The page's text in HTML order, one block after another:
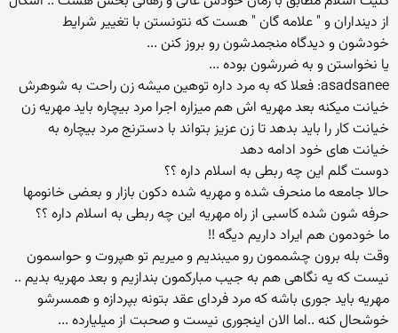
از دینداران و " علامه گان " هست که نتونستن با تغییر شرایط
خودشون و دیدگاه منجمدشون رو بروز کنن ...
یا نخواستن و به ضررشون بوده ...
asadsanee: فعلا که به مرد داره توهین میشه زن راحت به شوهرش
خیانت میکنه بعد مهریه اش هم میزاره اجرا مرد بیچاره باید مهریه زن
خیانت کار را باید بدهد تا زن عزیز بتواند با دسترنج مرد بیچاره به
خیانت های خود ادامه دهد
دوست گلم این چه ربطی به اسلام داره ؟؟
حالا جامعه ما منحرف شده و مهریه شده دکون بازار و بعضی خانومها
حرفه شون شده کاسبی از راه مهریه این چه ربطی به اسلام داره ؟؟
ما خودمون هم ایراد داریم دیگه !!
وقت بله برون چشممون رو میبندیم و میریم تو هپروت و حواسمون
نیست که یه نگاهی هم به جیب مبارکمون بندازیم و بعد مهریه بدیم ..
مهریه باید جوری باشه که مرد فردای عقد بتونه بپردازه و همسرشو
خوشحال کنه ..اما الان اینجوری نیست و صحبت از میلیارده ...